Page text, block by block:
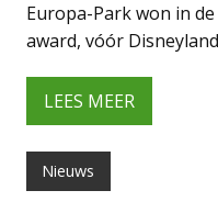
Europa-Park won in
award, vóór
LEES MEER
Nieuws